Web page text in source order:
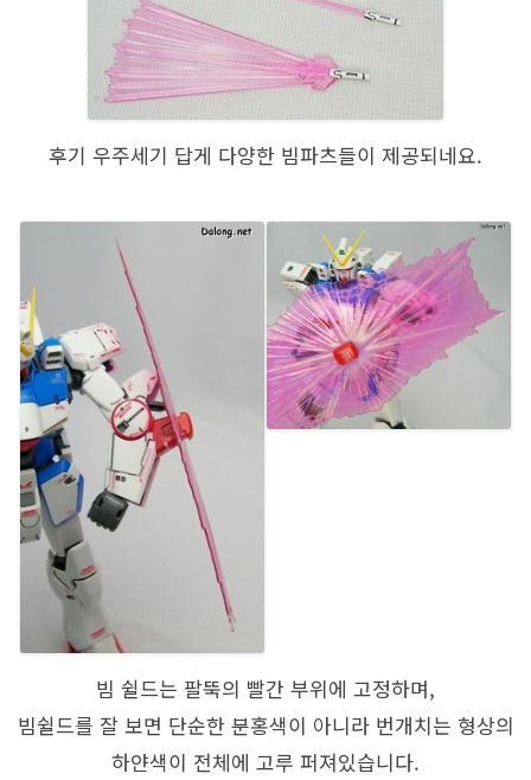
후기 우주세기 답게 다양한 빔파츠들이 제공되네요.
빔 쉴드는 팔뚝의 빨간 부위에 고정하며,
빔쉴드를 잘 보면 단순한 분홍색이 아니라 번개치는 형상의
하얀색이 전체에 고루 퍼져있습니다.